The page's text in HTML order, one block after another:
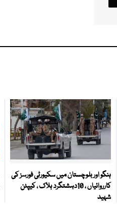
ہنگو اور بلوچستان میں سکیورٹی فورسز کی
کارروائیاں ، 10دہشتگرد ہلاک ، کیپٹن
شہید